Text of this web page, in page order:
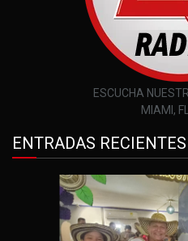
ESCUCHA
MIAMI,
ENTRADAS RECIENTES